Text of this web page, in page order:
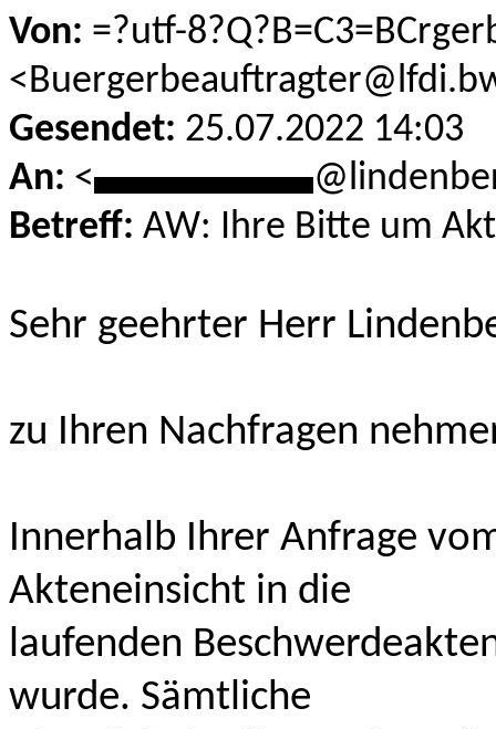
Von: =?utf-
Gesendet: 25.07.2022 14:03
An: <***********
Betreff: AW: Ihre Bitte um
Sehr geehrter Herr
zu Ihren Nachfragen
Innerhalb Ihrer Anfrage
Akteneinsicht in die
laufenden
wurde. Sämtliche